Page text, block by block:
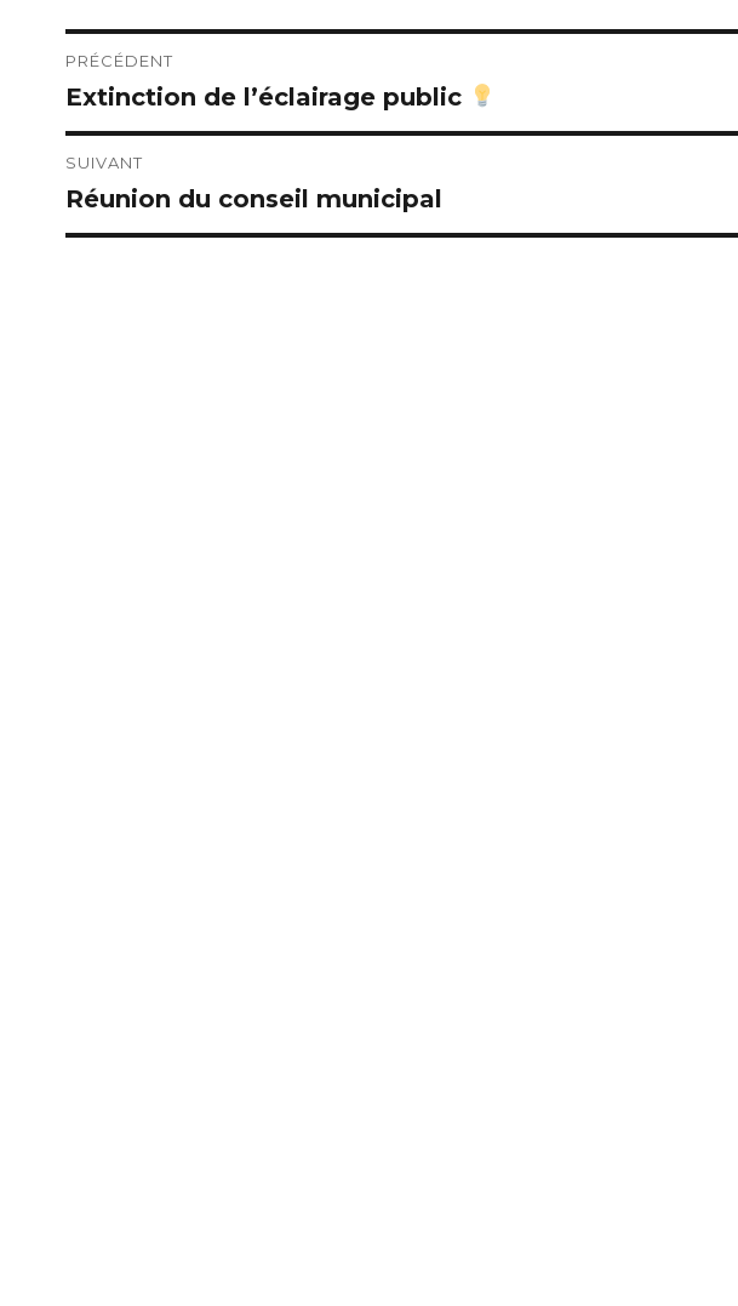
Navigation
de
l’article
PRÉCÉDENT
Publication
précédente :
Extinction de l’éclairage public
SUIVANT
Publication
suivante :
Réunion du conseil municipal